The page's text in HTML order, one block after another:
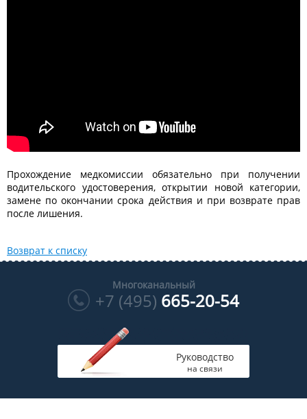
Прохождение медкомиссии обязательно при получении
водительского удостоверения, открытии новой категории,
замене по окончании срока действия и при возврате прав
после лишения.
Возврат к списку
Многоканальный
+7 (495) 665-20-54
Руководство
на связи